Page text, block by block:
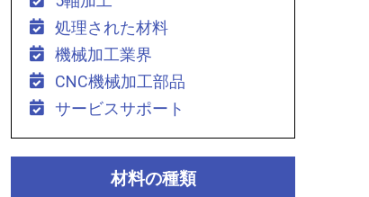
処理された材料
機械加工業界
CNC機械加工部品
サービスサポート
材料の種類